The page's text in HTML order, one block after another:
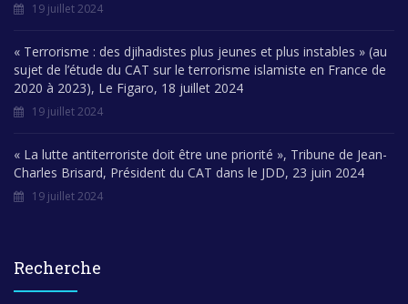
19 juillet 2024
« Terrorisme : des djihadistes plus jeunes et plus instables » (au
sujet de l’étude du CAT sur le terrorisme islamiste en France de
2020 à 2023), Le Figaro, 18 juillet 2024
19 juillet 2024
« La lutte antiterroriste doit être une priorité », Tribune de Jean-
Charles Brisard, Président du CAT dans le JDD, 23 juin 2024
19 juillet 2024
Recherche